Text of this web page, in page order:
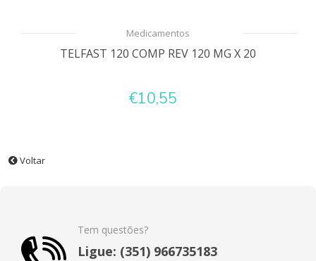
Medicamentos
TELFAST 120 COMP REV 120 MG X 20
€10,55
Voltar
Tem questões?
Ligue: (351) 966735183